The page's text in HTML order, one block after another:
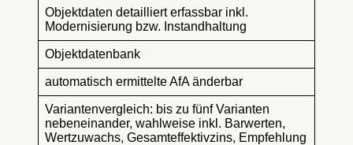
Objektdaten detailliert erfassbar inkl.
Modernisierung bzw. Instandhaltung
Objektdatenbank
automatisch ermittelte AfA änderbar
Variantenvergleich: bis zu fünf Varianten
nebeneinander, wahlweise inkl. Barwerten,
Wertzuwachs, Gesamteffektivzins, Empfehlung